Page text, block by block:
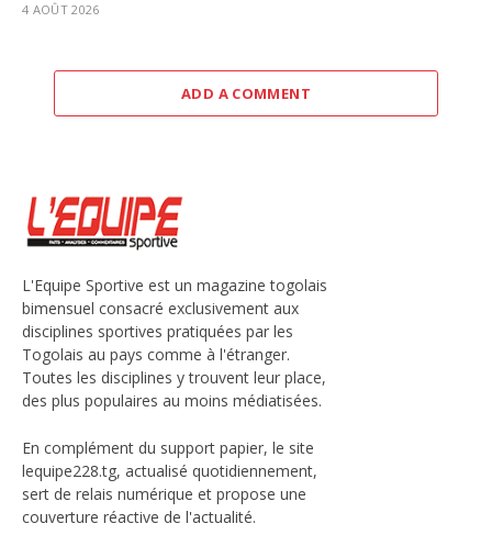
4 AOÛT 2026
ADD A COMMENT
L'Equipe Sportive est un magazine togolais
bimensuel consacré exclusivement aux
disciplines sportives pratiquées par les
Togolais au pays comme à l'étranger.
Toutes les disciplines y trouvent leur place,
des plus populaires au moins médiatisées.
En complément du support papier, le site
lequipe228.tg, actualisé quotidiennement,
sert de relais numérique et propose une
couverture réactive de l'actualité.